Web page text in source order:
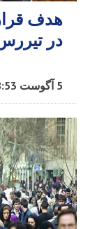
هدف
در
5 آگوست 18:53